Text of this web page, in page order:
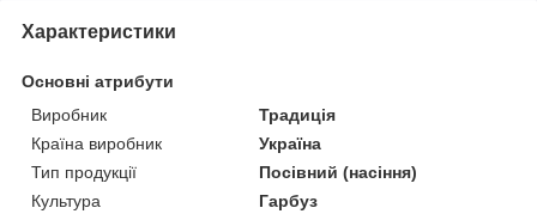
Характеристики
Основні атрибути
Виробник
Традиція
Країна виробник
Україна
Тип продукції
Посівний (насіння)
Культура
Гарбуз